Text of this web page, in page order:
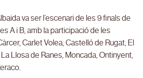
va ser l’escenari de les 9 finals de
A i B, amb la participació de les
Carlet Volea, Castelló de Rugat, El
Llosa de Ranes, Moncada, Ontinyent,